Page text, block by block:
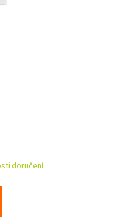
doručení